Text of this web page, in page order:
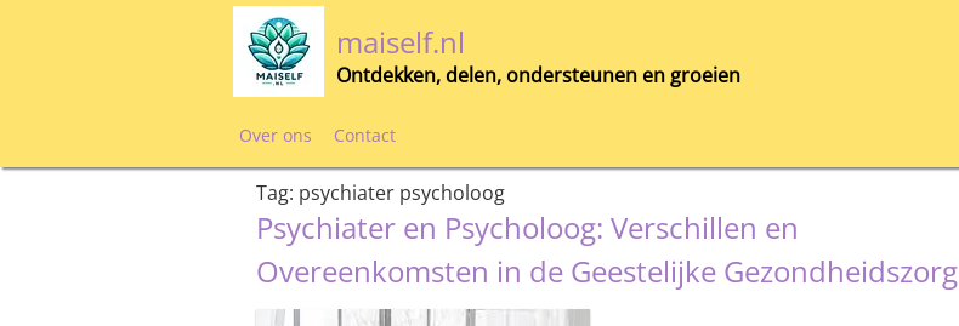
maiself.nl
Ontdekken, delen, ondersteunen en groeien
Over ons Contact
Tag: psychiater psycholoog
Psychiater en Psycholoog: Verschillen en
Overeenkomsten in de Geestelijke Gezondheidszorg